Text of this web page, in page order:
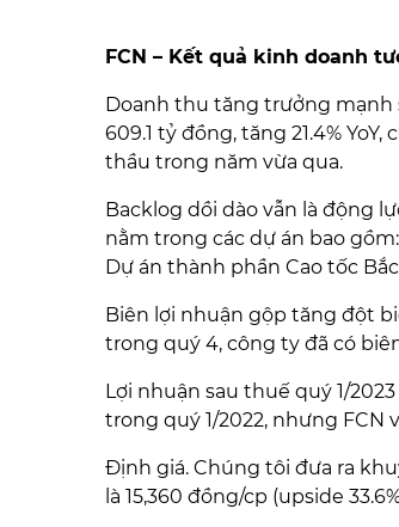
FCN – Kết quả kinh doanh
Doanh thu tăng trưởng mạnh
609.1 tỷ đồng, tăng 21.4%
thầu trong năm vừa qua.
Backlog dồi dào vẫn là động
nằm trong các dự án bao
Dự án thành phần Cao tốc
Biên lợi nhuận gộp tăng đột
trong quý 4, công ty đã có
Lợi nhuận sau thuế quý 1/
trong quý 1/2022, nhưng FCN
Định giá. Chúng tôi đưa ra
là 15,360 đồng/cp (upside